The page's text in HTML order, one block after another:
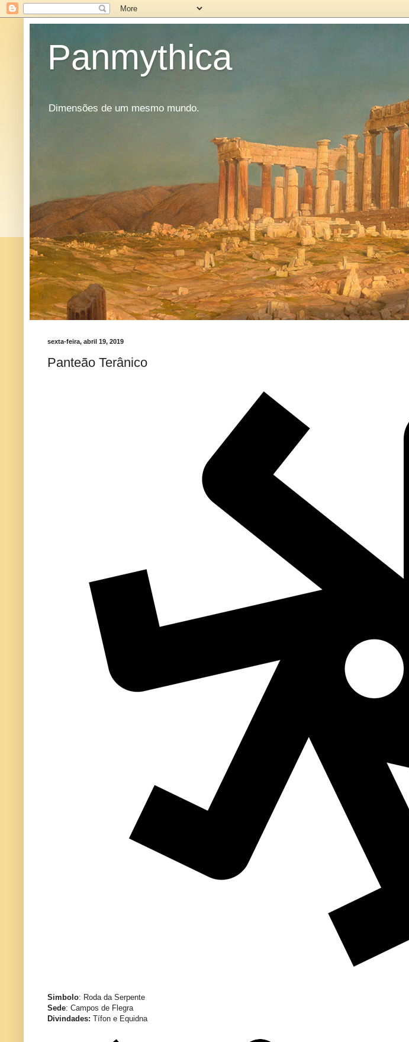
Panmythica
Dimensões de um mesmo mundo.
sexta-feira, abril 19, 2019
Panteão Terânico
Simbolo: Roda da Serpente
Sede: Campos de Flegra
Divindades: Tífon e Equidna